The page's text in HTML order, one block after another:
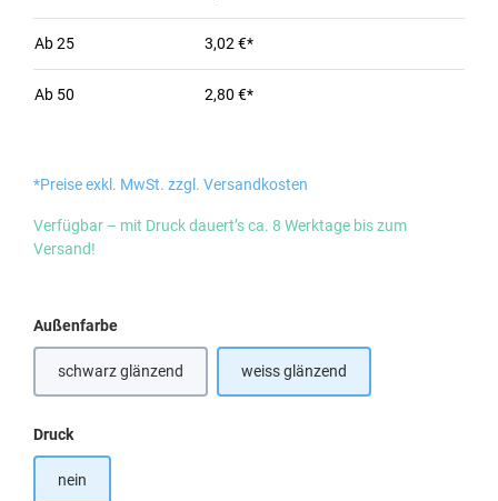
Ab25 3,02 €*
Ab 50 2,80 €*
*Preise exkl. MwSt. zzgl. Versandkosten
Verfügbar – mit Druck dauert’s ca. 8 Werktage bis zum
Versand!
Außenfarbeauswählen
schwarz glänzend weiss glänzend
Druckauswählen
nein